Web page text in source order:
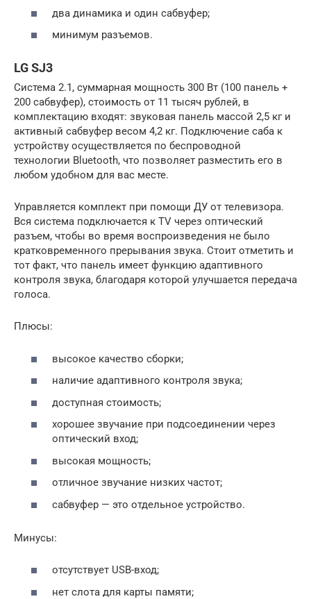
два динамика и один сабвуфер;
минимум разъемов.
LG SJ3
Система 2.1, суммарная мощность 300 Вт (100 панель +
200 сабвуфер), стоимость от 11 тысяч рублей, в
комплектацию входят: звуковая панель массой 2,5 кг и
активный сабвуфер весом 4,2 кг. Подключение саба к
устройству осуществляется по беспроводной
технологии Bluetooth, что позволяет разместить его в
любом удобном для вас месте.
Управляется комплект при помощи ДУ от телевизора.
Вся система подключается к TV через оптический
разъем, чтобы во время воспроизведения не было
кратковременного прерывания звука. Стоит отметить и
тот факт, что панель имеет функцию адаптивного
контроля звука, благодаря которой улучшается передача
голоса.
Плюсы:
высокое качество сборки;
наличие адаптивного контроля звука;
доступная стоимость;
хорошее звучание при подсоединении через
оптический вход;
высокая мощность;
отличное звучание низких частот;
сабвуфер — это отдельное устройство.
Минусы:
отсутствует USB-вход;
нет слота для карты памяти;